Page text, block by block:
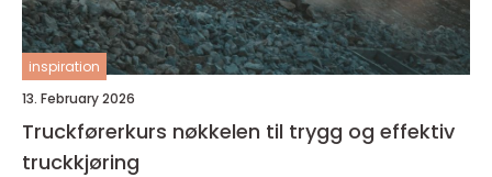
inspiration
13. February 2026
Truckførerkurs nøkkelen til trygg og effektiv
truckkjøring